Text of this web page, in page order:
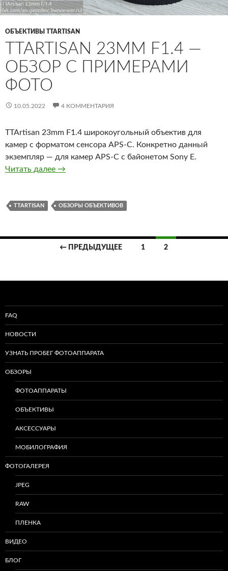
ОБЪЕКТИВЫ TTARTISAN
TTARTISAN 23MM F1.4 —
ОБЗОР С ПРИМЕРАМИ
ФОТО
10.05.2022 4 КОММЕНТАРИЯ
TTArtisan 23mm F1.4 широкоугольный объектив для
камер с форматом сенсора APS-C. Конкретно данный
экземпляр — для камер APS-C с байонетом Sony E.
Читать далее TTArtisan 23mm F1.4 — обзор с примерами
→
TTARTISAN ОБЗОРЫ ОБЪЕКТИВОВ
Навигация
записям
← ПРЕДЫДУЩЕЕ 1 2
FAQ
НОВОСТИ
УЗНАТЬ ПРОБЕГ ФОТОАППАРАТА
ОБЗОРЫ
ФОТОАППАРАТЫ
ОБЪЕКТИВЫ
АКСЕССУАРЫ
МОБИЛОГРАФИЯ
ФОТОГАЛЕРЕЯ
JPEG
RAW
ПЛЕНКА
ВИДЕО
БЛОГ